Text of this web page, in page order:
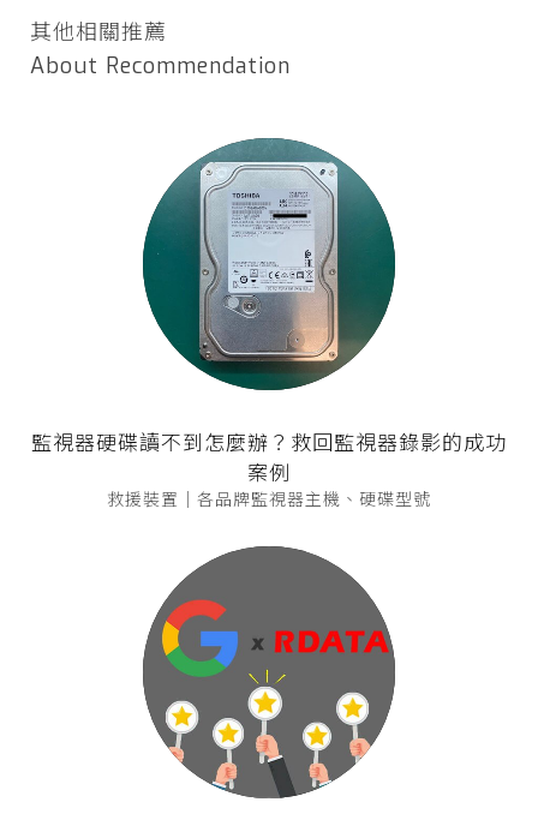
其他相關推薦
About Recommendation
監視器硬碟讀不到怎麼辦？救回監視器錄影的成功
案例
救援裝置｜各品牌監視器主機、硬碟型號